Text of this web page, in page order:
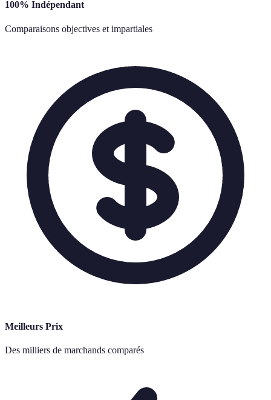
100% Indépendant
Comparaisons objectives et impartiales
Meilleurs Prix
Des milliers de marchands comparés